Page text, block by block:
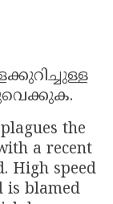
the
a recent
High speed
is blamed